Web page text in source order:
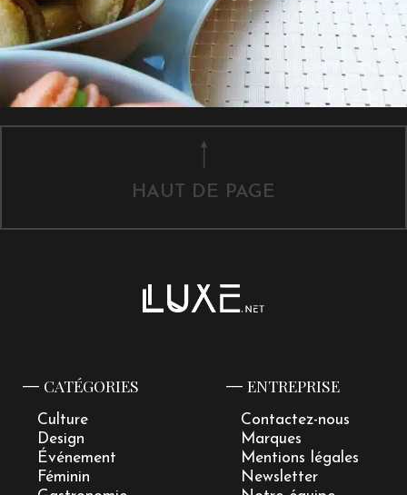
HAUT DE PAGE
CATÉGORIES
Culture
Design
Événement
Féminin
ENTREPRISE
Contactez-nous
Marques
Mentions légales
Newsletter